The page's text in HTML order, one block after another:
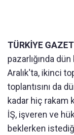
TÜRKİYE
pazarlığında
Aralık'ta, ikinci
toplantısını da
kadar hiç rakam
İŞ, işveren ve
beklerken